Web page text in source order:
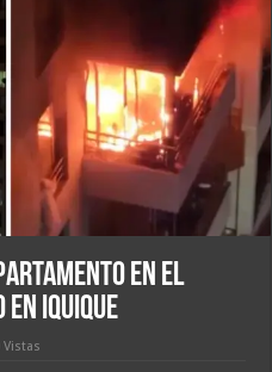
en el
Iquique
Vistas